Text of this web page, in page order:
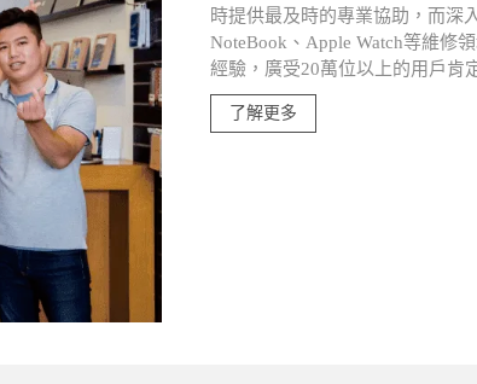
時提供最及時的專業協助，而深
NoteBook、Apple Watch等維修
經驗，廣受20萬位以上的用戶肯
了解更多